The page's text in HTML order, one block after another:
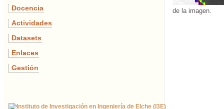
Docencia
Actividades
Datasets
Enlaces
Gestión
de la imagen.